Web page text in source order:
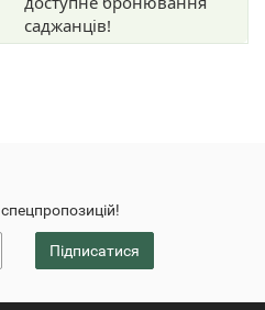
саджанців!
Підписатися